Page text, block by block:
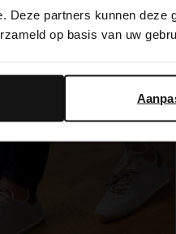
Deze partners kunnen
op basis van uw